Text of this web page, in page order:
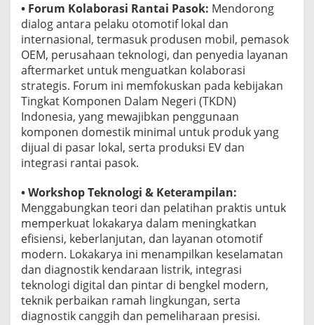
• Forum Kolaborasi Rantai Pasok: Mendorong
dialog antara pelaku otomotif lokal dan
internasional, termasuk produsen mobil, pemasok
OEM, perusahaan teknologi, dan penyedia layanan
aftermarket untuk menguatkan kolaborasi
strategis. Forum ini memfokuskan pada kebijakan
Tingkat Komponen Dalam Negeri (TKDN)
Indonesia, yang mewajibkan penggunaan
komponen domestik minimal untuk produk yang
dijual di pasar lokal, serta produksi EV dan
integrasi rantai pasok.
• Workshop Teknologi & Keterampilan:
Menggabungkan teori dan pelatihan praktis untuk
memperkuat lokakarya dalam meningkatkan
efisiensi, keberlanjutan, dan layanan otomotif
modern. Lokakarya ini menampilkan keselamatan
dan diagnostik kendaraan listrik, integrasi
teknologi digital dan pintar di bengkel modern,
teknik perbaikan ramah lingkungan, serta
diagnostik canggih dan pemeliharaan presisi.